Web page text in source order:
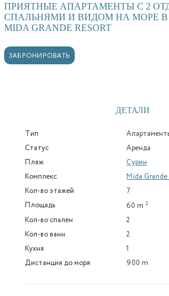
ПРИЯТНЫЕ АПАРТАМЕНТЫ С 2
СПАЛЬНЯМИ И ВИДОМ НА МОРЕ
MIDA GRANDE RESORT
ЗАБРОНИРОВАТЬ
ДЕТАЛИ
Тип
Статус
Аренда
Пляж
Сурин
Комплекс
Mida Grande
Кол-во этажей
7
Площадь
60 m 2
Кол-во спален
2
Кол-во ванн
2
Кухня
1
Дистанция до моря
900 m